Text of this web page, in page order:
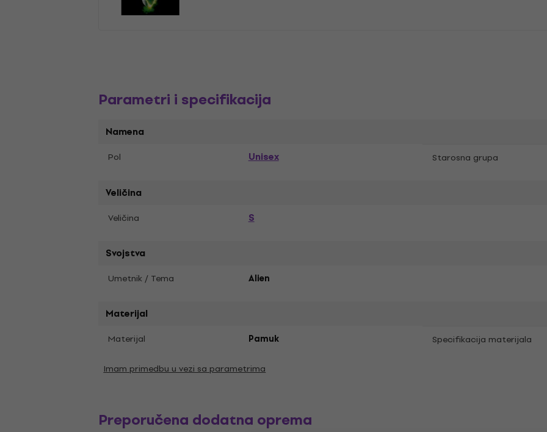
Parametri i specifikacija
Namena
Pol Unisex Starosna grupa
Veličina
Veličina S
Svojstva
Umetnik / Tema Alien
Materijal
Materijal Pamuk Specifikacija materijala
Imam primedbu u vezi sa parametrima
Preporučena dodatna oprema